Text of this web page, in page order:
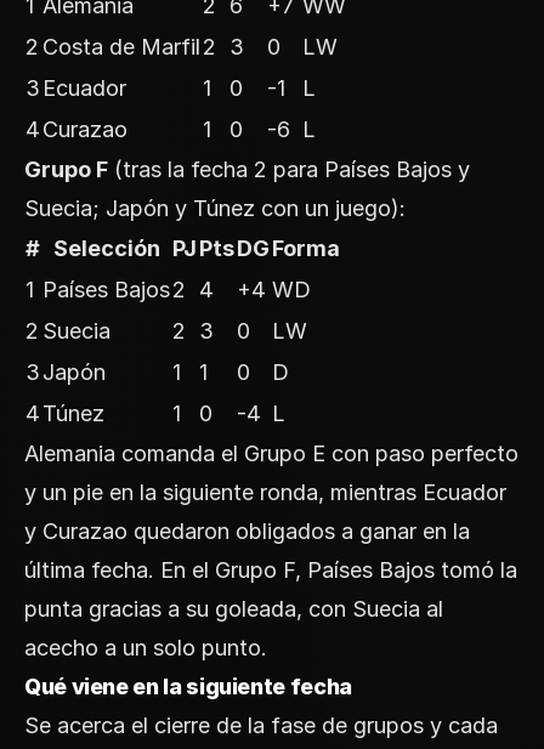
2 Costa de Marfil2 3 0
LW
3 Ecuador 1 0 -1
L
4Curazao 1 0 -6
L
Grupo F (tras la fecha 2 para Países Bajos y
Suecia; Japón y Túnez con un juego):
# Selección PJPtsDGForma
1 Países Bajos2 4 +4 WD
2 Suecia 2 3 0
LW
3Japón 1 1 0
D
4Túnez 1 0 -4 L
Alemania comanda el Grupo E con paso perfecto
y un pie en la siguiente ronda, mientras Ecuador
y Curazao quedaron obligados a ganar en la
última fecha. En el Grupo F, Países Bajos tomó la
punta gracias a su goleada, con Suecia al
acecho a un solo punto.
Qué viene en la siguiente fecha
Se acerca el cierre de la fase de grupos y cada